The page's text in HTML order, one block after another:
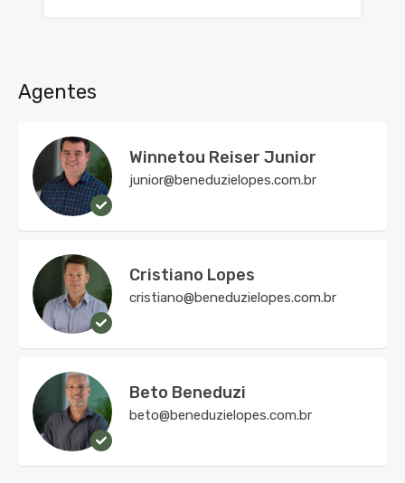
Agentes
Winnetou Reiser Junior
junior@beneduzielopes.com.br
Cristiano Lopes
cristiano@beneduzielopes.com.br
Beto Beneduzi
beto@beneduzielopes.com.br